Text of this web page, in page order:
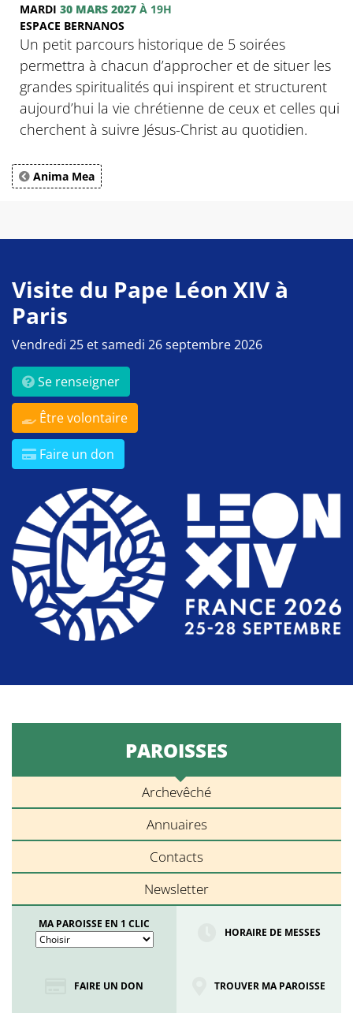
MARDI 30 MARS 2027 À 19H
ESPACE BERNANOS
Un petit parcours historique de 5 soirées
permettra à chacun d’approcher et de situer les
grandes spiritualités qui inspirent et structurent
aujourd’hui la vie chrétienne de ceux et celles qui
cherchent à suivre Jésus-Christ au quotidien.
Anima Mea
Visite du Pape Léon XIV à
Paris
Vendredi 25 et samedi 26 septembre 2026
Se renseigner
Être volontaire
Faire un don
PAROISSES
Archevêché
Annuaires
Contacts
Newsletter
MA PAROISSE EN 1 CLIC
HORAIRE DE MESSES
FAIRE UN DON TROUVER MA PAROISSE